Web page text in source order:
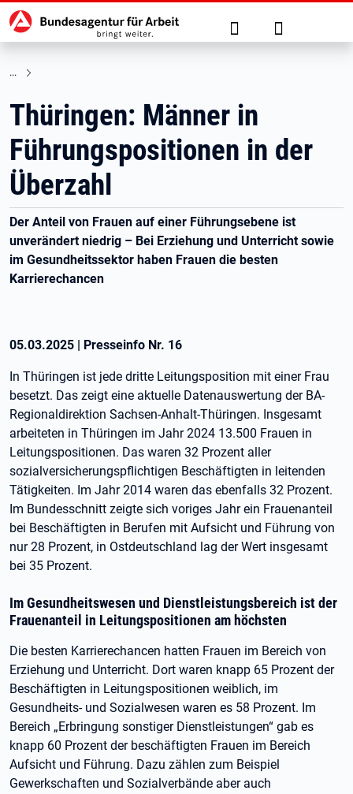
zu den Hauptinhalten springen
Hauptnavigation Suche Anmelden
Thüringen: Männer in
Führungspositionen in der
Überzahl
Der Anteil von Frauen auf einer Führungsebene ist
unverändert niedrig – Bei Erziehung und Unterricht sowie
im Gesundheitssektor haben Frauen die besten
Karrierechancen
05.03.2025 | Presseinfo Nr. 16
In Thüringen ist jede dritte Leitungsposition mit einer Frau
besetzt. Das zeigt eine aktuelle Datenauswertung der BA-
Regionaldirektion Sachsen-Anhalt-Thüringen. Insgesamt
arbeiteten in Thüringen im Jahr 2024 13.500 Frauen in
Leitungspositionen. Das waren 32 Prozent aller
sozialversicherungspflichtigen Beschäftigten in leitenden
Tätigkeiten. Im Jahr 2014 waren das ebenfalls 32 Prozent.
Im Bundesschnitt zeigte sich voriges Jahr ein Frauenanteil
bei Beschäftigten in Berufen mit Aufsicht und Führung von
nur 28 Prozent, in Ostdeutschland lag der Wert insgesamt
bei 35 Prozent.
Im Gesundheitswesen und Dienstleistungsbereich ist der
Frauenanteil in Leitungspositionen am höchsten
Die besten Karrierechancen hatten Frauen im Bereich von
Erziehung und Unterricht. Dort waren knapp 65 Prozent der
Beschäftigten in Leitungspositionen weiblich, im
Gesundheits- und Sozialwesen waren es 58 Prozent. Im
Bereich „Erbringung sonstiger Dienstleistungen“ gab es
knapp 60 Prozent der beschäftigten Frauen im Bereich
Aufsicht und Führung. Dazu zählen zum Beispiel
Gewerkschaften und Sozialverbände aber auch